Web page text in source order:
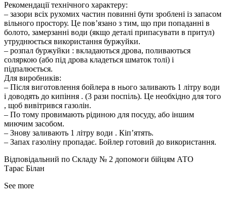
Рекомендації технічного характеру:
– зазори всіх рухомих частин повинні бути зроблені із запасом
вільного простору. Це пов’язано з тим, що при попаданні в
болото, замерзанні води (якщо деталі припасувати в притул)
утруднюється використання буржуйки.
– розпал буржуйки : вкладаються дрова, поливаються
соляркою (або під дрова кладеться шматок толі) і
підпалюється.
Для виробників:
– Після виготовлення бойлера в нього заливають 1 літру води
і доводять до кипіння . (3 рази поспіль). Це необхідно для того
, щоб вивітрився газолін.
– По тому провимають рідиною для посуду, або іншим
миючим засобом.
– Знову заливають 1 літру води . Кіп’ятять.
– Запах газоліну пропадає. Бойлер готовий до використання.
Відповідальний по Складу № 2 допомоги бійцям АТО
Тарас Білан
See more